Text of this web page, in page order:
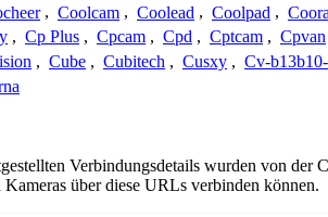
, Coolcam , Coolead , Coolpad ,
, Cp Plus , Cpcam , Cpd , Cptcam , Cpvan
, Cube , Cubitech , Cusxy , Cv-
Verbindungsdetails wurden von der
über diese URLs verbinden können.